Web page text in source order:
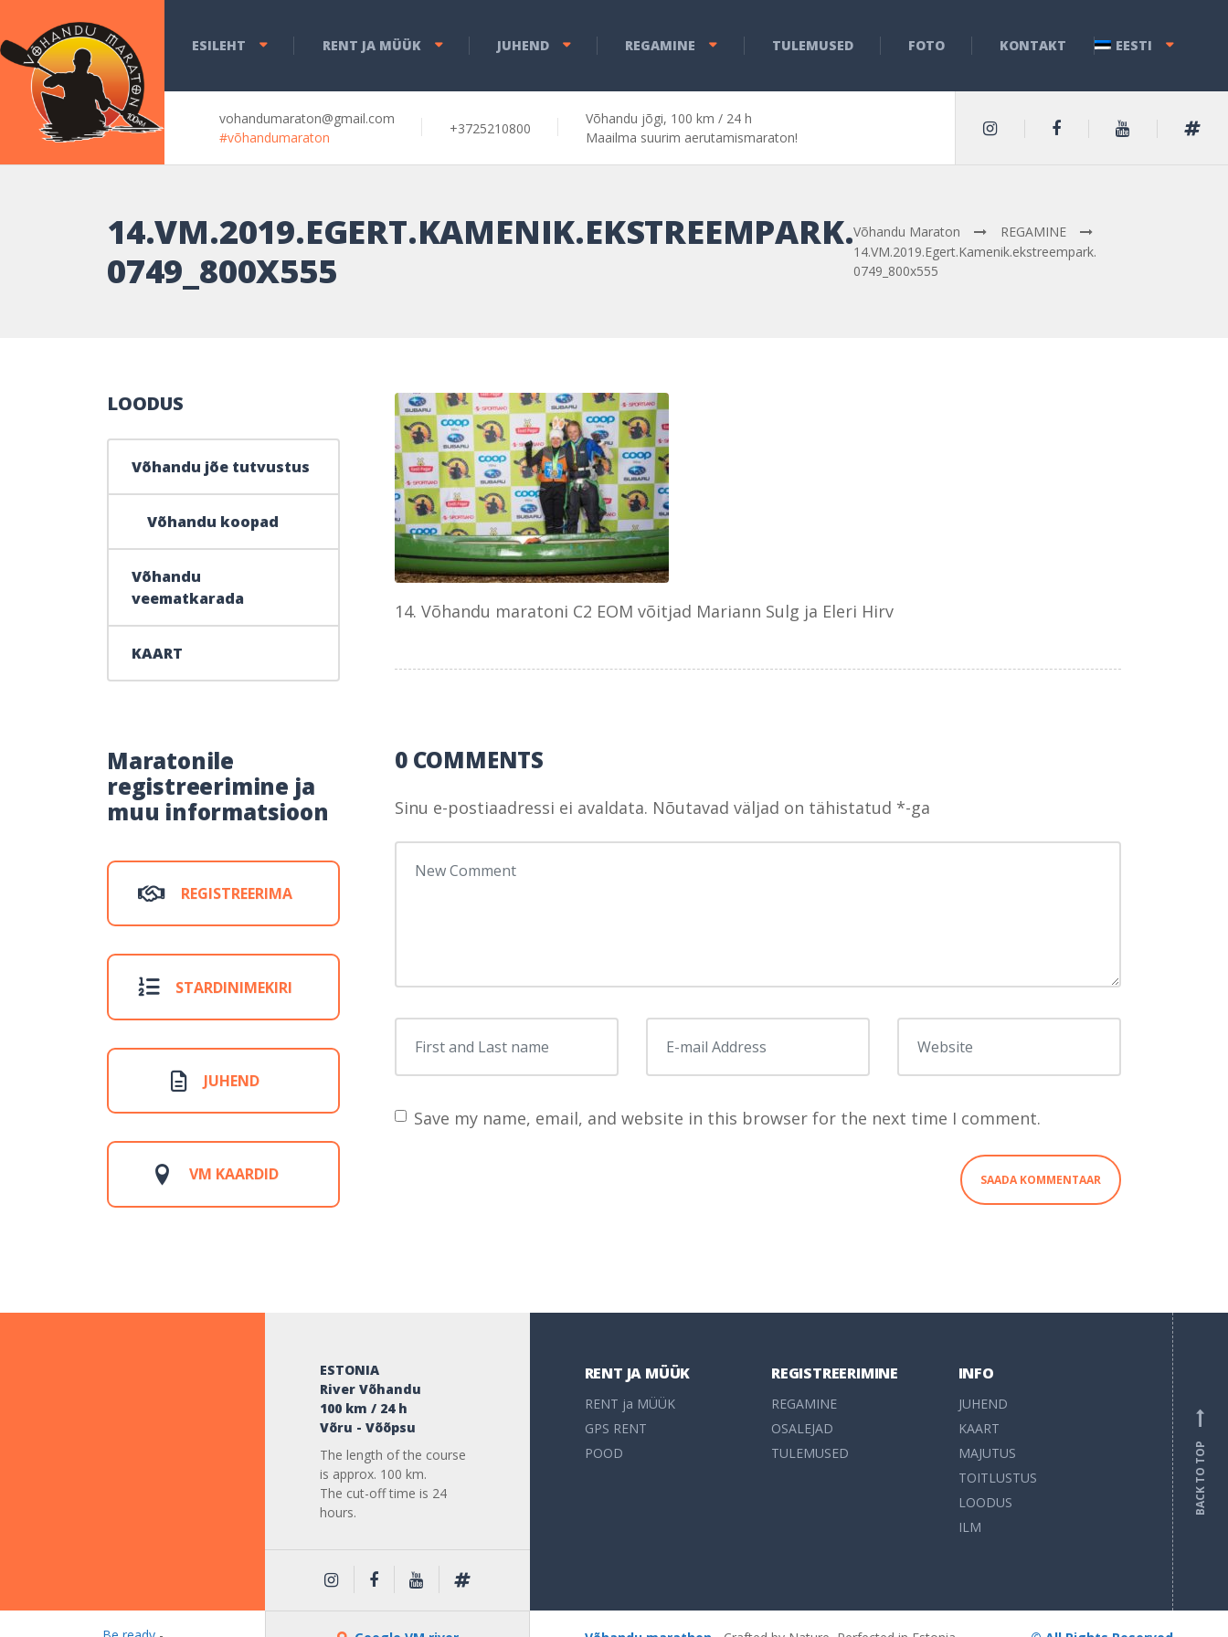
ESILEHT RENT JA MÜÜK JUHEND REGAMINE TULEMUSED FOTO KONTAKT EESTI
vohandumaraton@gmail.com
#võhandumaraton
+3725210800
Võhandu jõgi, 100 km / 24 h
Maailma suurim aerutamismaraton!
14.VM.2019.EGERT.KAMENIK.EKSTREEMPARK.
0749_800X555
Võhandu Maraton
REGAMINE
14.VM.2019.Egert.Kamenik.ekstreempark.
0749_800x555
14. Võhandu maratoni C2 EOM võitjad Mariann Sulg ja Eleri Hirv
0 COMMENTS
Sinu e-postiaadressi ei avaldata. Nõutavad väljad on tähistatud *-ga
Save my name, email, and website in this browser for the next time I comment.
LOODUS
Võhandu jõe tutvustus
Võhandu koopad
Võhandu
veematkarada
KAART
Maratonile
registreerimine ja
muu informatsioon
REGISTREERIMA
STARDINIMEKIRI
JUHEND
VM KAARDID
ESTONIA
River Võhandu
100 km / 24 h
Võru - Võõpsu
The length of the course
is approx. 100 km.
The cut-off time is 24
hours.
RENT JA MÜÜK
RENT ja MÜÜK
GPS RENT
POOD
REGISTREERIMINE
REGAMINE
OSALEJAD
TULEMUSED
INFO
JUHEND
KAART
MAJUTUS
TOITLUSTUS
LOODUS
ILM
BACK TO TOP